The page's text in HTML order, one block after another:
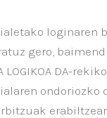
loginaren
gero,
LOGIKOA DA-
ondoriozko